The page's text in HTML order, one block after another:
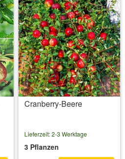
Cranberry-Beere
Lieferzeit: 2-3 Werktage
3 Pflanzen